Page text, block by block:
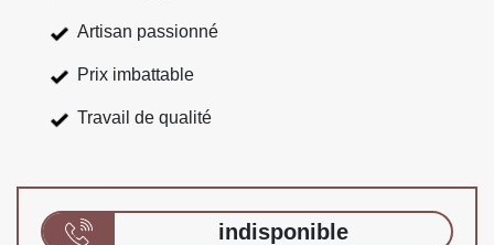
Artisan passionné
Prix imbattable
Travail de qualité
indisponible